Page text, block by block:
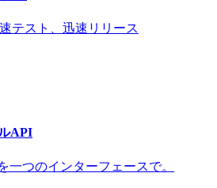
テスト、迅速リリース
API
一つのインターフェースで。